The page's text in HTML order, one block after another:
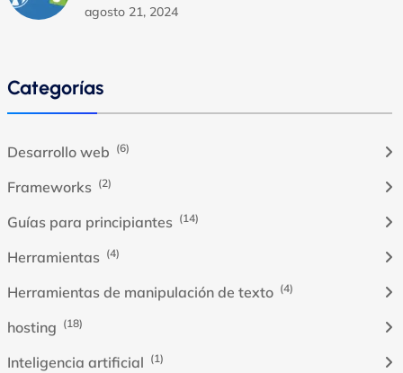
agosto 21, 2024
Categorías
Desarrollo web (6)
Frameworks (2)
Guías para principiantes (14)
Herramientas (4)
Herramientas de manipulación de texto (4)
hosting (18)
Inteligencia artificial (1)